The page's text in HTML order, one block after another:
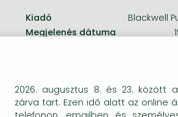
Kiadó
Blackwell
Megjelenés dátuma
Terjedelem
Méret
2026. augusztus 8. és 23. között
zárva tart. Ezen idő alatt az online